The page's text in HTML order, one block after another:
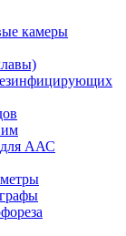
камеры
для ААС